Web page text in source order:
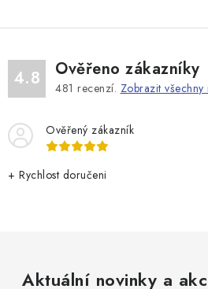
4.8 Ověřeno zákazníky
481 recenzí. Zobrazit všechny
Ověřený zákazník
+ Rychlost doručeni
Aktuální novinky a